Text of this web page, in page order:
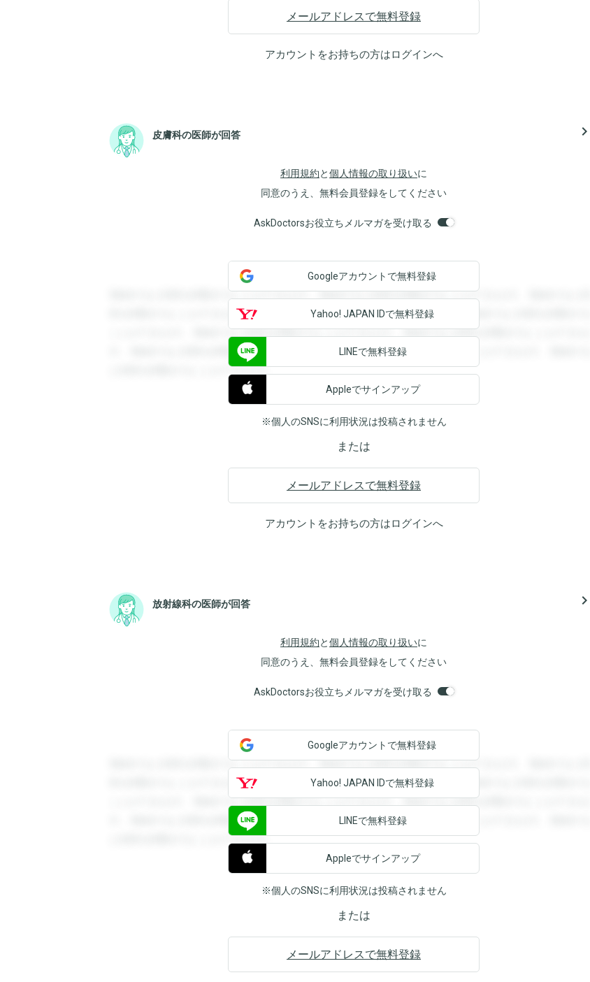
メールアドレスで無料登録
アカウントをお持ちの方はログインへ
皮膚科の医師が回答 navigate_next
利用規約と個人情報の取り扱いに
同意のうえ、無料会員登録をしてください
AskDoctorsお役立ちメルマガを受け取る
登録すると回答を閲覧することができます。登録すると回答を閲覧することができます。登録すると回
答を閲覧することができます。登録すると回答を閲覧することができます。登録すると回答を閲覧する
ことができます。登録すると回答を閲覧することができます。登録すると回答を閲覧することができま
す。登録すると回答を閲覧することができます。登録すると回答を閲覧することができます。登録する
と回答を閲覧することができます。
Googleアカウントで無料登録
Yahoo! JAPAN IDで無料登録
LINEで無料登録
Appleでサインアップ
※個人のSNSに利用状況は投稿されません
または
メールアドレスで無料登録
アカウントをお持ちの方はログインへ
放射線科の医師が回答 navigate_next
利用規約と個人情報の取り扱いに
同意のうえ、無料会員登録をしてください
AskDoctorsお役立ちメルマガを受け取る
登録すると回答を閲覧することができます。登録すると回答を閲覧することができます。登録すると回
答を閲覧することができます。登録すると回答を閲覧することができます。登録すると回答を閲覧する
ことができます。登録すると回答を閲覧することができます。登録すると回答を閲覧することができま
す。登録すると回答を閲覧することができます。登録すると回答を閲覧することができます。登録する
と回答を閲覧することができます。
Googleアカウントで無料登録
Yahoo! JAPAN IDで無料登録
LINEで無料登録
Appleでサインアップ
※個人のSNSに利用状況は投稿されません
または
メールアドレスで無料登録